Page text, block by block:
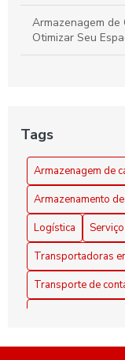
Armazenagem de
Otimizar Seu
Armazenagem
Centro Logístico
Armazenagem
seu Negócio
Armazenamento
Espaço e
Armazenamento
Maximizar
Tags
Armazenagem de
Armazenamento
Logística
Transportadoras
Transporte de